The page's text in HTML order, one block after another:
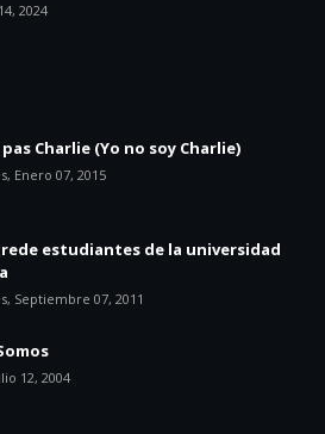
2024
pas Charlie (Yo no soy Charlie)
Enero 07, 2015
estudiantes de la universidad
Septiembre 07, 2011
12, 2004